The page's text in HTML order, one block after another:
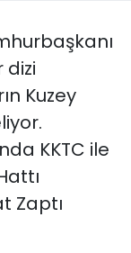
dizi
Kuzey
KKTC ile
Zaptı